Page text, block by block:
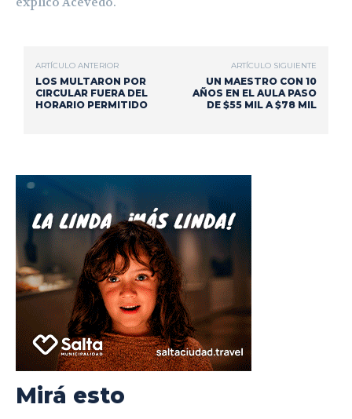
ARTÍCULO ANTERIOR
LOS MULTARON POR
CIRCULAR FUERA DEL
HORARIO PERMITIDO
ARTÍCULO SIGUIENTE
UN MAESTRO CON 10
AÑOS EN EL AULA PASO
DE $55 MIL A $78 MIL
Mirá esto